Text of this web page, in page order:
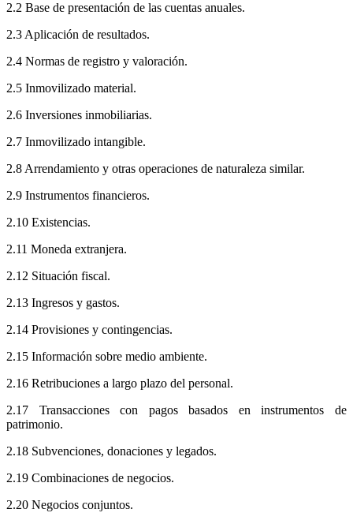
2.2 Base de presentación de las cuentas anuales.
2.3 Aplicación de resultados.
2.4 Normas de registro y valoración.
2.5 Inmovilizado material.
2.6 Inversiones inmobiliarias.
2.7 Inmovilizado intangible.
2.8 Arrendamiento y otras operaciones de naturaleza similar.
2.9 Instrumentos financieros.
2.10 Existencias.
2.11 Moneda extranjera.
2.12 Situación fiscal.
2.13 Ingresos y gastos.
2.14 Provisiones y contingencias.
2.15 Información sobre medio ambiente.
2.16 Retribuciones a largo plazo del personal.
2.17 Transacciones con pagos basados en instrumentos de
patrimonio.
2.18 Subvenciones, donaciones y legados.
2.19 Combinaciones de negocios.
2.20 Negocios conjuntos.